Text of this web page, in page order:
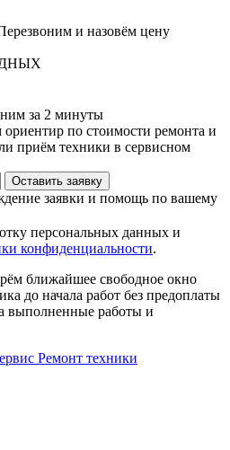
и назовём цену
за 2 минуты
по стоимости ремонта и
приём техники в сервисном
Оставить заявку
заявки и помощь по вашему
персональных данных и
конфиденциальности.
ближайшее свободное окно
до начала работ без предоплаты
выполненные работы и
Ремонт техники